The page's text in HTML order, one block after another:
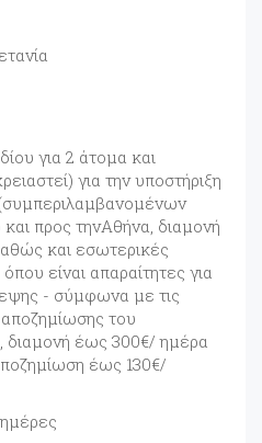
για 2 άτομα και
για την υποστήριξη
και προς τηνΑθήνα, διαμονή
και εσωτερικές
είναι απαραίτητες για
- σύμφωνα με τις
του
διαμονή έως 300€/ ημέρα
έως 130€/